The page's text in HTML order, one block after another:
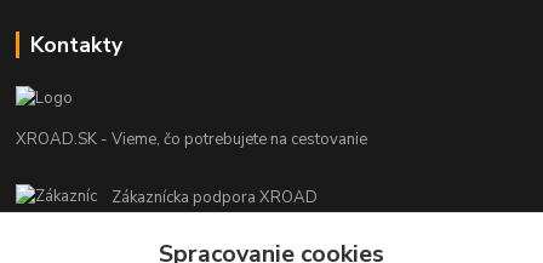
Kontakty
XROAD.SK - Vieme, čo potrebujete na cestovanie
Zákaznícka podpora XROAD
+421 948 013 566
Po-Pi (08:00-16:00), So (11:00-14:00)
Spracovanie cookies